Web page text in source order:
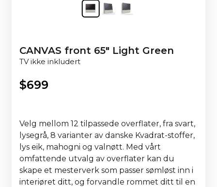
CANVAS front 65" Light Green
TV ikke inkludert
$699
Velg mellom 12 tilpassede overflater, fra svart,
lysegrå, 8 varianter av danske Kvadrat-stoffer,
lys eik, mahogni og valnøtt. Med vårt
omfattende utvalg av overflater kan du
skape et mesterverk som passer sømløst inn i
interiøret ditt, og forvandle rommet ditt til en